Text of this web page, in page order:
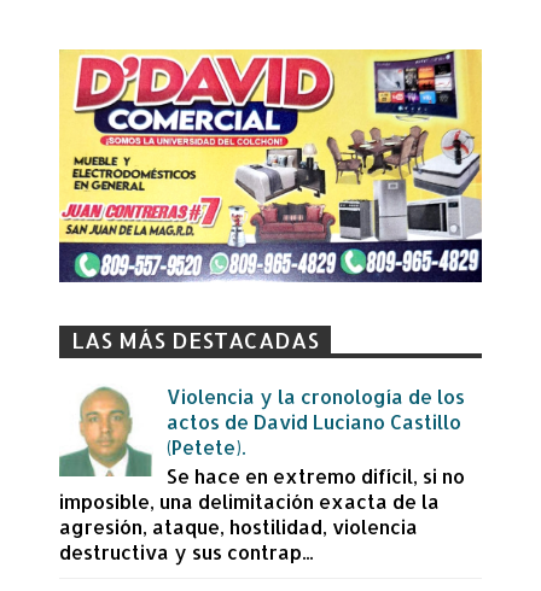
LAS MÁS DESTACADAS
Violencia y la cronología de los
actos de David Luciano Castillo
(Petete).
Se hace en extremo difícil, si no
imposible, una delimitación exacta de la
agresión, ataque, hostilidad, violencia
destructiva y sus contrap...